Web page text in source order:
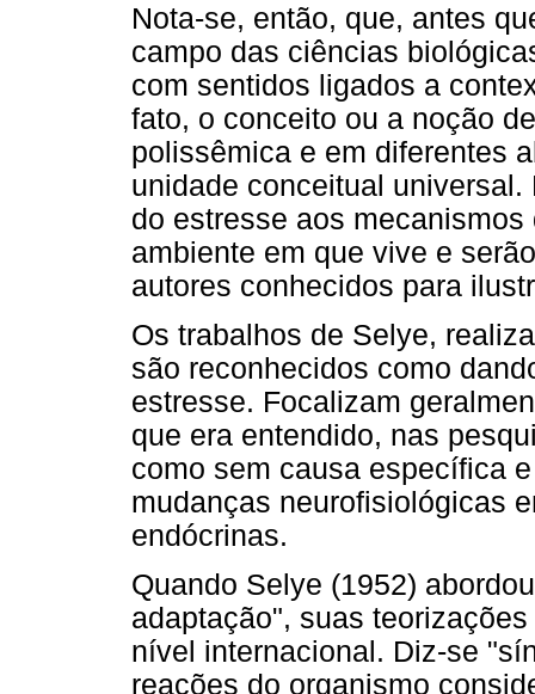
Nota-se, então, que, antes
campo das ciências
com sentidos ligados a
fato, o conceito ou a noção
polissêmica e em diferentes
unidade conceitual
do estresse aos
ambiente em que vive e
autores conhecidos para
Os trabalhos de Selye,
são reconhecidos como
estresse. Focalizam
que era entendido, nas
como sem causa específica
mudanças neurofisiológicas
endócrinas.
Quando Selye (1952)
adaptação", suas
nível internacional. Diz-se
reações do organismo